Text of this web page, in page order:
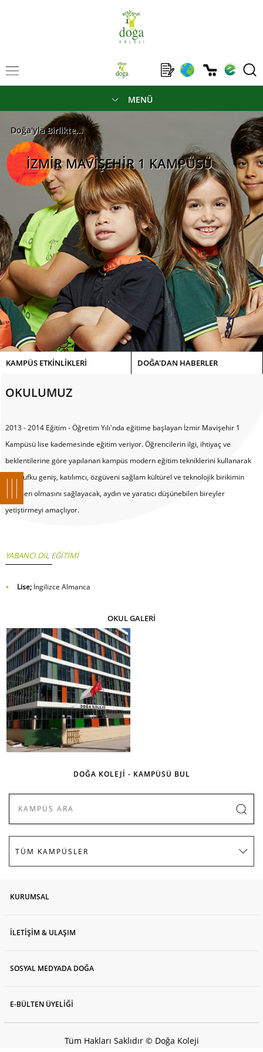
MENÜ
Doğa'yla Birlikte...
İZMİR MAVİŞEHİR 1 KAMPÜSÜ
KAMPÜS ETKİNLİKLERİ DOĞA'DAN HABERLER
OKULUMUZ
2013 - 2014 Eğitim - Öğretim Yılı'nda eğitime başlayan İzmir Mavişehir 1
Kampüsü lise kademesinde eğitim veriyor. Öğrencilerin ilgi, ihtiyaç ve
beklentilerine göre yapılanan kampüs modern eğitim tekniklerini kullanarak
bilim ufku geniş, katılımcı, özgüveni sağlam kültürel ve teknolojik birikimin
egemen olmasını sağlayacak, aydın ve yaratıcı düşünebilen bireyler
yetiştirmeyi amaçlıyor.
YABANCI DİL EĞİTİMİ
Lise; İngilizce Almanca
OKUL GALERİ
DOĞA KOLEJİ - KAMPÜSÜ BUL
KURUMSAL
İLETİŞİM & ULAŞIM
SOSYAL MEDYADA DOĞA
E-BÜLTEN ÜYELİĞİ
Tüm Hakları Saklıdır © Doğa Koleji